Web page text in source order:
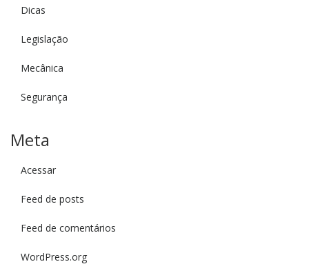
Dicas
Legislação
Mecânica
Segurança
Meta
Acessar
Feed de posts
Feed de comentários
WordPress.org